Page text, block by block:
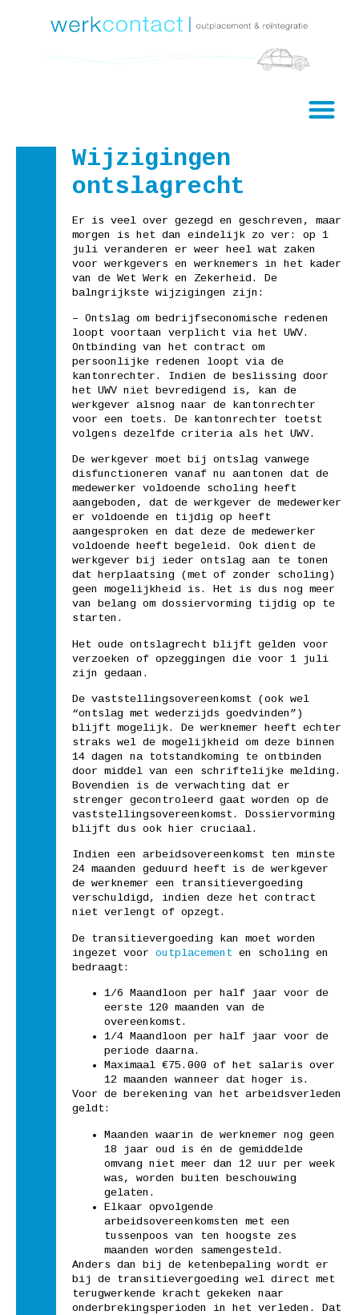
Wijzigingen
ontslagrecht
Er is veel over gezegd en geschreven, maar
morgen is het dan eindelijk zo ver: op 1
juli veranderen er weer heel wat zaken
voor werkgevers en werknemers in het kader
van de Wet Werk en Zekerheid. De
balngrijkste wijzigingen zijn:
– Ontslag om bedrijfseconomische redenen
loopt voortaan verplicht via het UWV.
Ontbinding van het contract om
persoonlijke redenen loopt via de
kantonrechter. Indien de beslissing door
het UWV niet bevredigend is, kan de
werkgever alsnog naar de kantonrechter
voor een toets. De kantonrechter toetst
volgens dezelfde criteria als het UWV.
De werkgever moet bij ontslag vanwege
disfunctioneren vanaf nu aantonen dat de
medewerker voldoende scholing heeft
aangeboden, dat de werkgever de medewerker
er voldoende en tijdig op heeft
aangesproken en dat deze de medewerker
voldoende heeft begeleid. Ook dient de
werkgever bij ieder ontslag aan te tonen
dat herplaatsing (met of zonder scholing)
geen mogelijkheid is. Het is dus nog meer
van belang om dossiervorming tijdig op te
starten.
Het oude ontslagrecht blijft gelden voor
verzoeken of opzeggingen die voor 1 juli
zijn gedaan.
De vaststellingsovereenkomst (ook wel
“ontslag met wederzijds goedvinden”)
blijft mogelijk. De werknemer heeft echter
straks wel de mogelijkheid om deze binnen
14 dagen na totstandkoming te ontbinden
door middel van een schriftelijke melding.
Bovendien is de verwachting dat er
strenger gecontroleerd gaat worden op de
vaststellingsovereenkomst. Dossiervorming
blijft dus ook hier cruciaal.
Indien een arbeidsovereenkomst ten minste
24 maanden geduurd heeft is de werkgever
de werknemer een transitievergoeding
verschuldigd, indien deze het contract
niet verlengt of opzegt.
De transitievergoeding kan moet worden
ingezet voor outplacement en scholing en
bedraagt:
1/6 Maandloon per half jaar voor de
eerste 120 maanden van de
overeenkomst.
1/4 Maandloon per half jaar voor de
periode daarna.
Maximaal €75.000 of het salaris over
12 maanden wanneer dat hoger is.
Voor de berekening van het arbeidsverleden
geldt:
Maanden waarin de werknemer nog geen
18 jaar oud is én de gemiddelde
omvang niet meer dan 12 uur per week
was, worden buiten beschouwing
gelaten.
Elkaar opvolgende
arbeidsovereenkomsten met een
tussenpoos van ten hoogste zes
maanden worden samengesteld.
Anders dan bij de ketenbepaling wordt er
bij de transitievergoeding wel direct met
terugwerkende kracht gekeken naar
onderbrekingsperioden in het verleden. Dat